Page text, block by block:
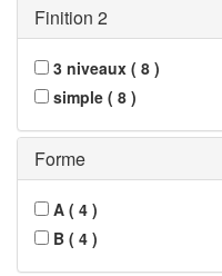
Finition 2
3 niveaux ( 8 )
simple ( 8 )
Forme
A ( 4 )
B ( 4 )